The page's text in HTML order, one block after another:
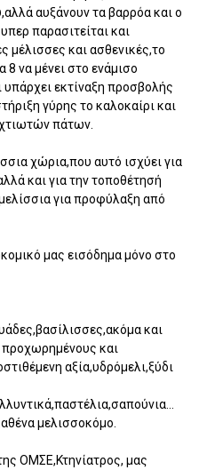
αυξάνουν τα βαρρόα και ο
παρασιτείται και
μέλισσες και ασθενικές,το
8 να μένει στο ενάμισο
υπάρχει εκτίναξη προσβολής
γύρης το καλοκαίρι και
πάτων.
χώρια,που αυτό ισχύει για
και για την τοποθέτησή
για προφύλαξη από
μας εισόδημα μόνο στο
και
προχωρημένους και
αξία,υδρόμελι,ξύδι
μελισσοκόμο.
ΟΜΣΕ,Κτηνίατρος, μας